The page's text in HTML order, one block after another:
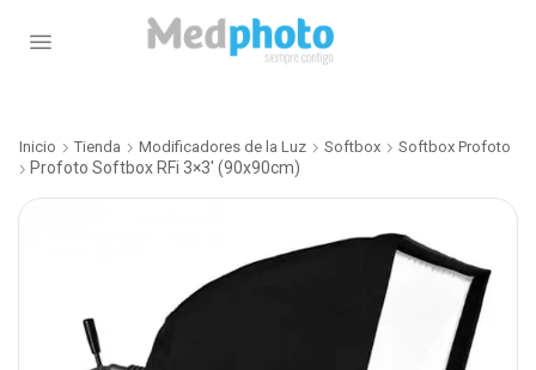
Inicio Tienda Modificadores de la Luz Softbox Softbox Profoto
Profoto Softbox RFi 3×3′ (90x90cm)